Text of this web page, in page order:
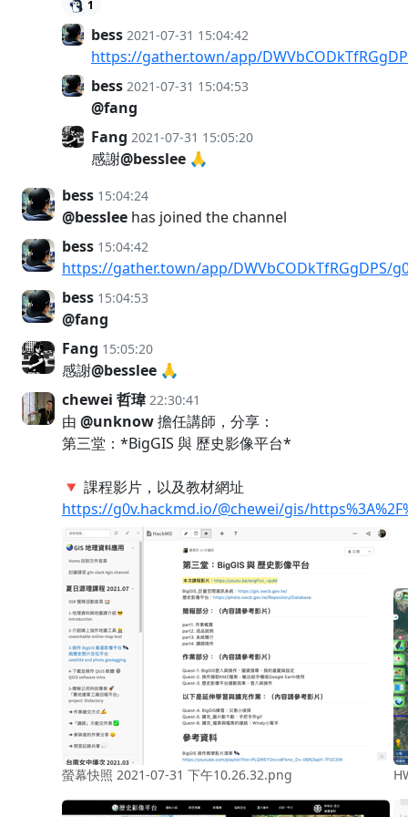
1
bess 2021-07-31 15:04:42
https://gather.town/app/
bess 2021-07-31 15:04:53
@fang
Fang 2021-07-31 15:05:20
感謝@besslee 🙏
bess 15:04:24
@besslee has joined the channel
bess 15:04:42
https://gather.town/app/DWVbCODkTfRGgDPS/
bess 15:04:53
@fang
Fang 15:05:20
感謝@besslee 🙏
chewei 哲瑋 22:30:41
由 @unknow擔任講師，分享：
第三堂：*BigGIS 與 歷史影像平台*
🔻 課程影片，以及教材網址
https://g0v.hackmd.io/@chewei/gis/
螢幕快照 2021-07-31 下午10.26.32.png